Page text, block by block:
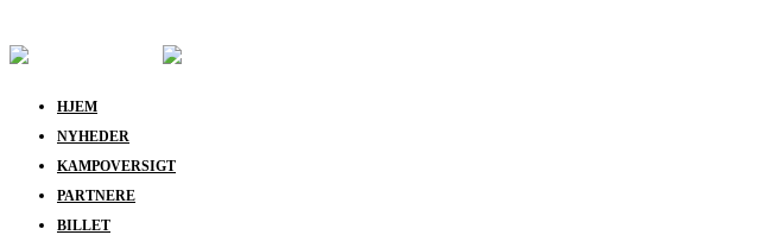
HJEM
NYHEDER
KAMPOVERSIGT
PARTNERE
BILLET